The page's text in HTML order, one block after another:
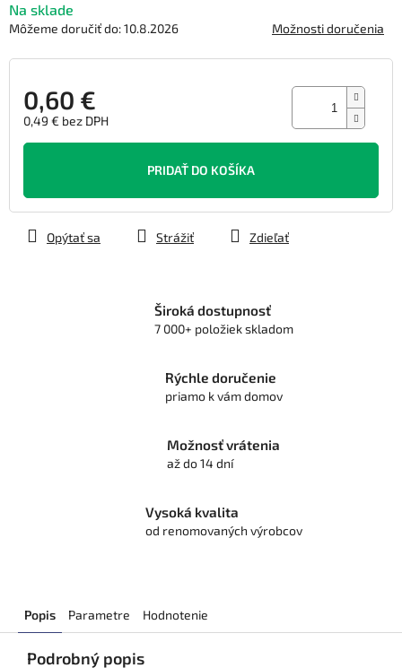
Na sklade
Môžeme doručiť do:10.8.2026 Možnosti doručenia
0,60 €
0,49 € bez DPH
Jednotková
PRIDAŤ DO KOŠÍKA
Opýtať sa Strážiť Zdieľať
5
hviezdičiek.
Široká dostupnosť
7 000+ položiek skladom
Rýchle doručenie
priamo k vám domov
Možnosť vrátenia
až do 14 dní
Vysoká kvalita
od renomovaných výrobcov
Popis Parametre Hodnotenie
Podrobný popis